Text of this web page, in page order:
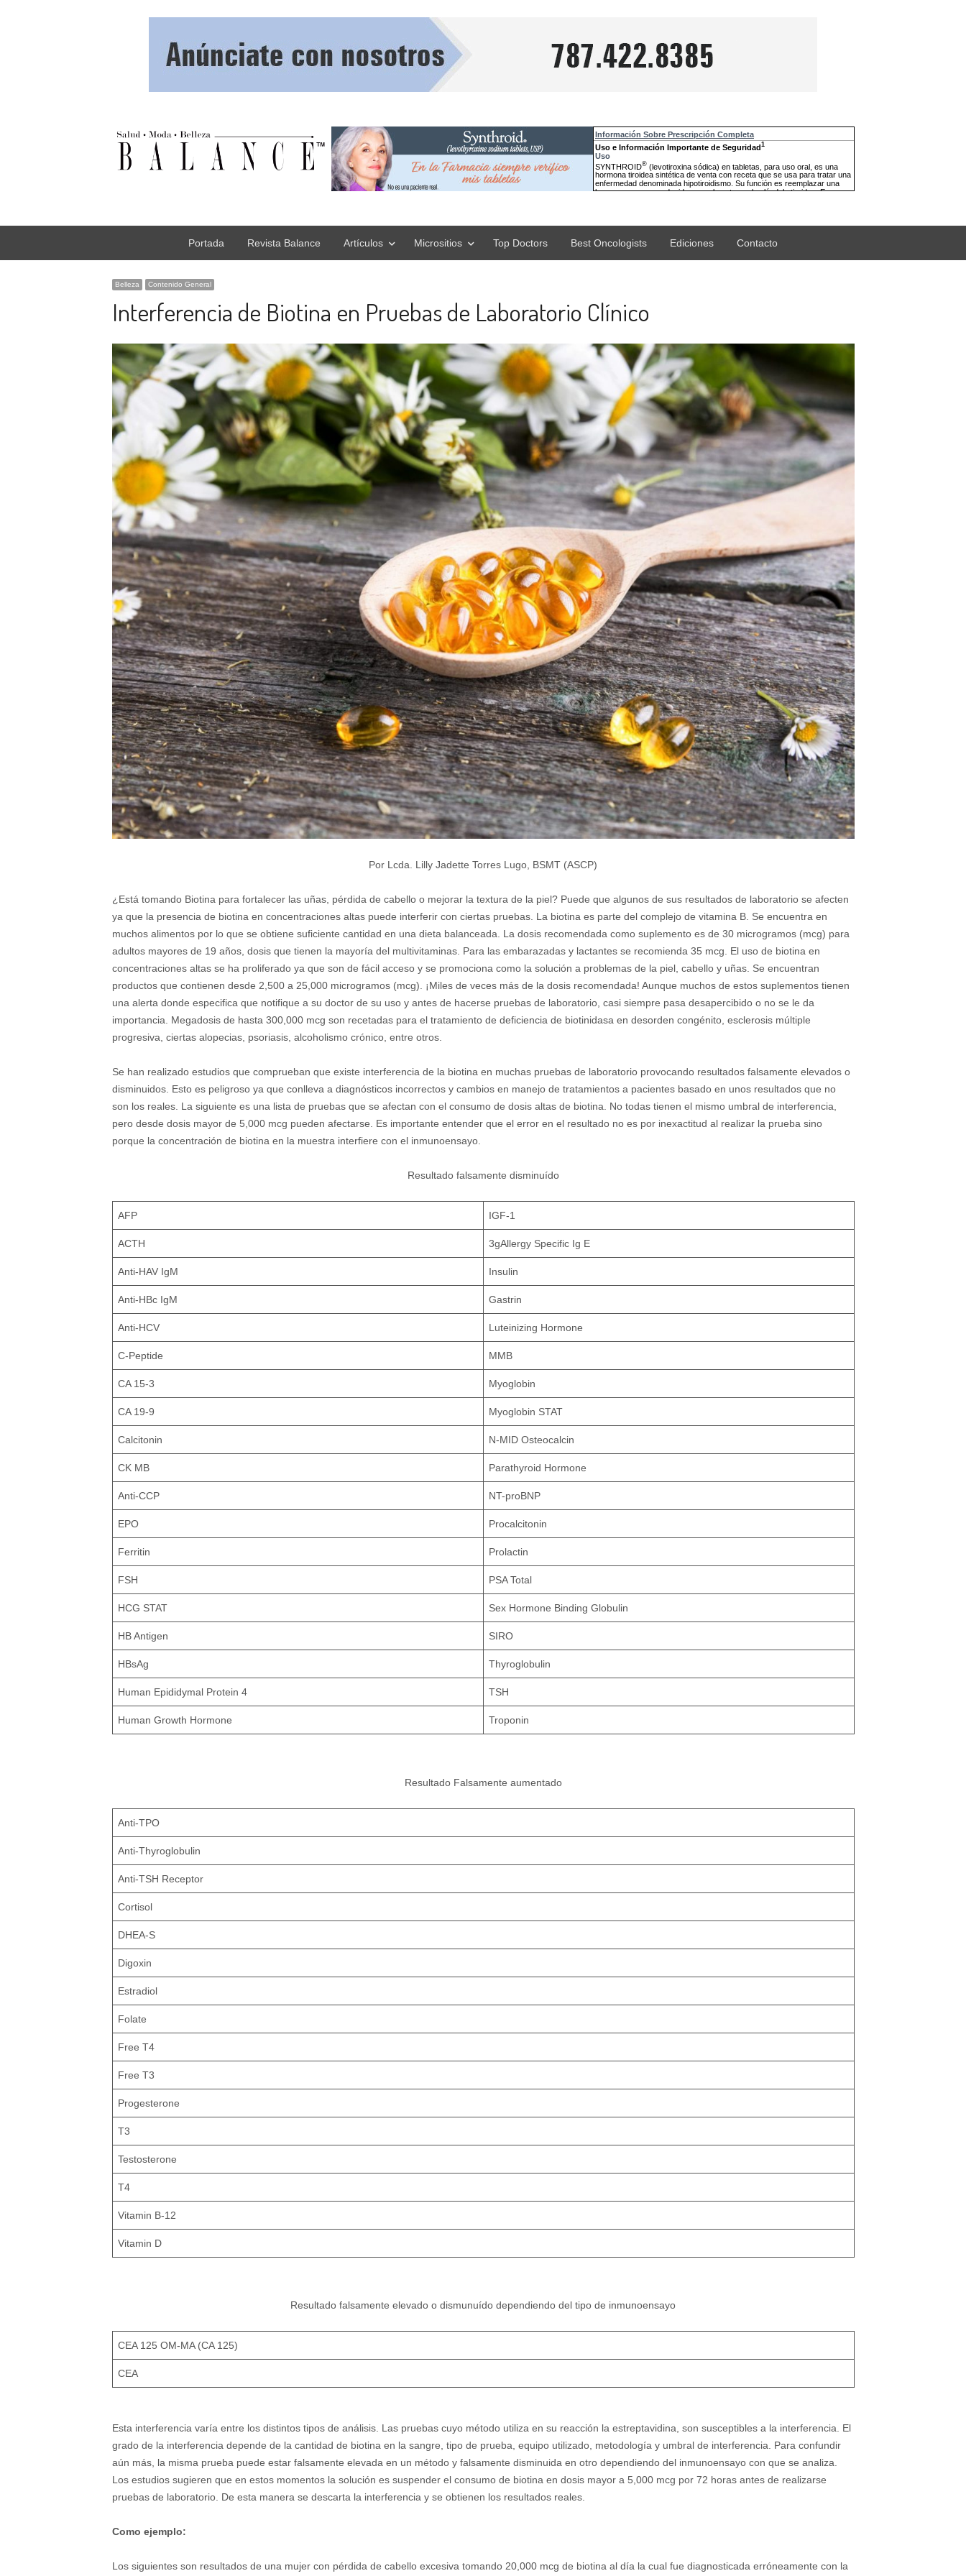
Portada Revista Balance Artículos Micrositios Top Doctors Best Oncologists Ediciones Contacto
Belleza Contenido General
Interferencia de Biotina en Pruebas de Laboratorio Clínico
Por Lcda. Lilly Jadette Torres Lugo, BSMT (ASCP)
¿Está tomando Biotina para fortalecer las uñas, pérdida de cabello o mejorar la textura de la piel? Puede que algunos de sus resultados de laboratorio se afecten
ya que la presencia de biotina en concentraciones altas puede interferir con ciertas pruebas. La biotina es parte del complejo de vitamina B. Se encuentra en
muchos alimentos por lo que se obtiene suficiente cantidad en una dieta balanceada. La dosis recomendada como suplemento es de 30 microgramos (mcg) para
adultos mayores de 19 años, dosis que tienen la mayoría del multivitaminas. Para las embarazadas y lactantes se recomienda 35 mcg. El uso de biotina en
concentraciones altas se ha proliferado ya que son de fácil acceso y se promociona como la solución a problemas de la piel, cabello y uñas. Se encuentran
productos que contienen desde 2,500 a 25,000 microgramos (mcg). ¡Miles de veces más de la dosis recomendada! Aunque muchos de estos suplementos tienen
una alerta donde especifica que notifique a su doctor de su uso y antes de hacerse pruebas de laboratorio, casi siempre pasa desapercibido o no se le da
importancia. Megadosis de hasta 300,000 mcg son recetadas para el tratamiento de deficiencia de biotinidasa en desorden congénito, esclerosis múltiple
progresiva, ciertas alopecias, psoriasis, alcoholismo crónico, entre otros.
Se han realizado estudios que comprueban que existe interferencia de la biotina en muchas pruebas de laboratorio provocando resultados falsamente elevados o
disminuidos. Esto es peligroso ya que conlleva a diagnósticos incorrectos y cambios en manejo de tratamientos a pacientes basado en unos resultados que no
son los reales. La siguiente es una lista de pruebas que se afectan con el consumo de dosis altas de biotina. No todas tienen el mismo umbral de interferencia,
pero desde dosis mayor de 5,000 mcg pueden afectarse. Es importante entender que el error en el resultado no es por inexactitud al realizar la prueba sino
porque la concentración de biotina en la muestra interfiere con el inmunoensayo.
Resultado falsamente disminuído
AFP IGF-1
ACTH 3gAllergy Specific Ig E
Anti-HAV IgM Insulin
Anti-HBc IgM Gastrin
Anti-HCV Luteinizing Hormone
C-Peptide MMB
CA 15-3 Myoglobin
CA 19-9 Myoglobin STAT
Calcitonin N-MID Osteocalcin
CK MB Parathyroid Hormone
Anti-CCP NT-proBNP
EPO Procalcitonin
Ferritin Prolactin
FSH PSA Total
HCG STAT Sex Hormone Binding Globulin
HB Antigen SIRO
HBsAg Thyroglobulin
Human Epididymal Protein 4 TSH
Human Growth Hormone Troponin
Resultado Falsamente aumentado
Anti-TPO
Anti-Thyroglobulin
Anti-TSH Receptor
Cortisol
DHEA-S
Digoxin
Estradiol
Folate
Free T4
Free T3
Progesterone
T3
Testosterone
T4
Vitamin B-12
Vitamin D
Resultado falsamente elevado o dismunuído dependiendo del tipo de inmunoensayo
CEA 125 OM-MA (CA 125)
CEA
Esta interferencia varía entre los distintos tipos de análisis. Las pruebas cuyo método utiliza en su reacción la estreptavidina, son susceptibles a la interferencia. El
grado de la interferencia depende de la cantidad de biotina en la sangre, tipo de prueba, equipo utilizado, metodología y umbral de interferencia. Para confundir
aún más, la misma prueba puede estar falsamente elevada en un método y falsamente disminuida en otro dependiendo del inmunoensayo con que se analiza.
Los estudios sugieren que en estos momentos la solución es suspender el consumo de biotina en dosis mayor a 5,000 mcg por 72 horas antes de realizarse
pruebas de laboratorio. De esta manera se descarta la interferencia y se obtienen los resultados reales.
Como ejemplo:
Los siguientes son resultados de una mujer con pérdida de cabello excesiva tomando 20,000 mcg de biotina al día la cual fue diagnosticada erróneamente con la